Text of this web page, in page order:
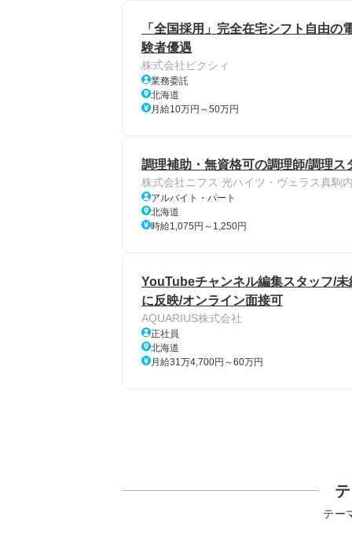
「全国採用」完全在宅シフト自由
験者優遇
株式会社ピクシィ
業務委託
北海道
月給10万円～50万円
調理補助・無資格可の調理師/調理ス
株式会社ニフス 光ハイツ・ヴェラス真駒
アルバイト・パート
北海道
時給1,075円～1,250円
YouTubeチャンネル編集スタッフ/
に反映/オンライン面接可
AQUARIUS株式会社
正社員
北海道
月給31万4,700円～60万円
テー